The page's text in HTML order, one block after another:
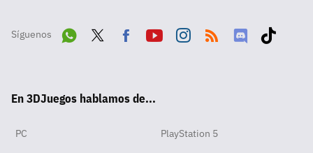
Síguenos
pp
ok
En 3DJuegos hablamos de...
PC PlayStation 5